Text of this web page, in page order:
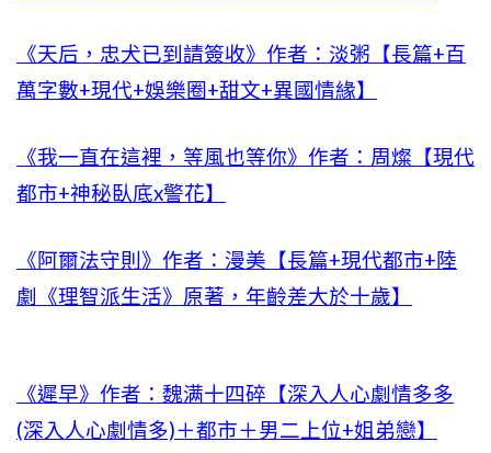
《天后，忠犬已到請簽收》作者：淡粥【長篇+百
萬字數+現代+娛樂圈+甜文+異國情緣】
《我一直在這裡，等風也等你》作者：周燦【現代
都市+神秘臥底x警花】
《阿爾法守則》作者：漫美【長篇+現代都市+陸
劇《理智派生活》原著，年齡差大於十歲】
《遲早》作者：魏满十四碎【深入人心劇情多多
(深入人心劇情多)＋都市＋男二上位+姐弟戀】